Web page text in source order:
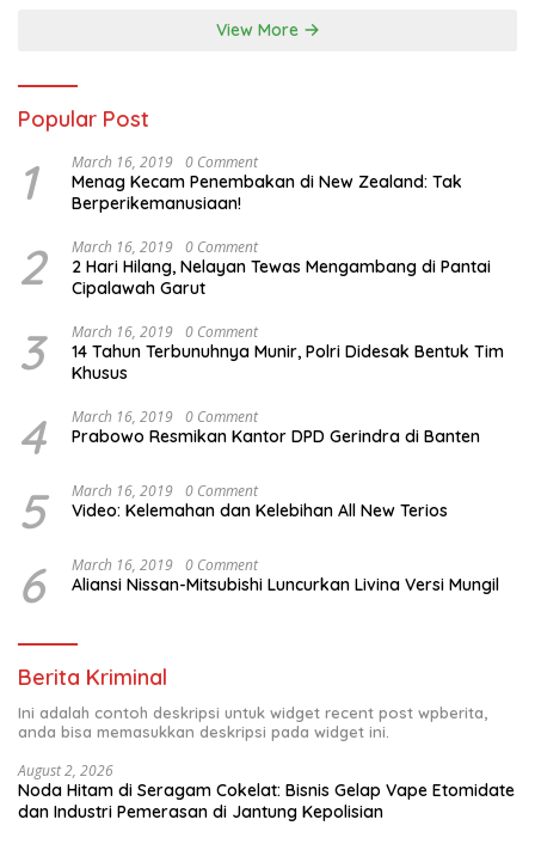
View More
Popular Post
1 March 16, 2019 0 Comment
Menag Kecam Penembakan di New Zealand: Tak
Berperikemanusiaan!
2 March 16, 2019 0 Comment
2 Hari Hilang, Nelayan Tewas Mengambang di Pantai
Cipalawah Garut
3 March 16, 2019 0 Comment
14 Tahun Terbunuhnya Munir, Polri Didesak Bentuk Tim
Khusus
4 March 16, 2019 0 Comment
Prabowo Resmikan Kantor DPD Gerindra di Banten
5 March 16, 2019 0 Comment
Video: Kelemahan dan Kelebihan All New Terios
6 March 16, 2019 0 Comment
Aliansi Nissan-Mitsubishi Luncurkan Livina Versi Mungil
Berita Kriminal
Ini adalah contoh deskripsi untuk widget recent post wpberita,
anda bisa memasukkan deskripsi pada widget ini.
August 2, 2026
Noda Hitam di Seragam Cokelat: Bisnis Gelap Vape Etomidate
dan Industri Pemerasan di Jantung Kepolisian